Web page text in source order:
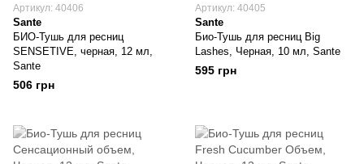
Артикул: 40406
Sante
БИО-Тушь для ресниц
SENSETIVE, черная, 12 мл,
Sante
506 грн
Артикул: 40405
Sante
Био-Тушь для ресниц Big
Lashes, Черная, 10 мл, Sante
595 грн